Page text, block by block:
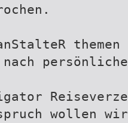
nach
wollen wir